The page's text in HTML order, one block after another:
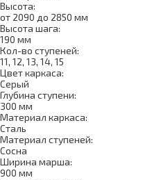
Высота:
от 2090 до 2850 мм
Высота шага:
190 мм
Кол-во ступеней:
11, 12, 13, 14, 15
Цвет каркаса:
Серый
Глубина ступени:
300 мм
Материал каркаса:
Сталь
Материал ступеней:
Сосна
Ширина марша:
900 мм